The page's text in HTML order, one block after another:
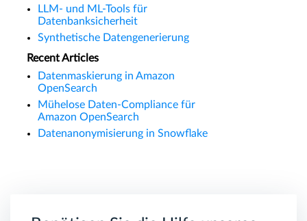
LLM- und ML-Tools für
Datenbanksicherheit
Synthetische Datengenerierung
Recent Articles
Datenmaskierung in Amazon
OpenSearch
Mühelose Daten-Compliance für
Amazon OpenSearch
Datenanonymisierung in Snowflake